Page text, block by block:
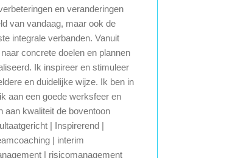
en veranderingen
van vandaag, maar ook de
integrale verbanden. Vanuit
concrete doelen en plannen
Ik inspireer en stimuleer
en duidelijke wijze. Ik ben in
aan een goede werksfeer en
aan kwaliteit de boventoon
| Inspirerend |
| interim
| risicomanagement